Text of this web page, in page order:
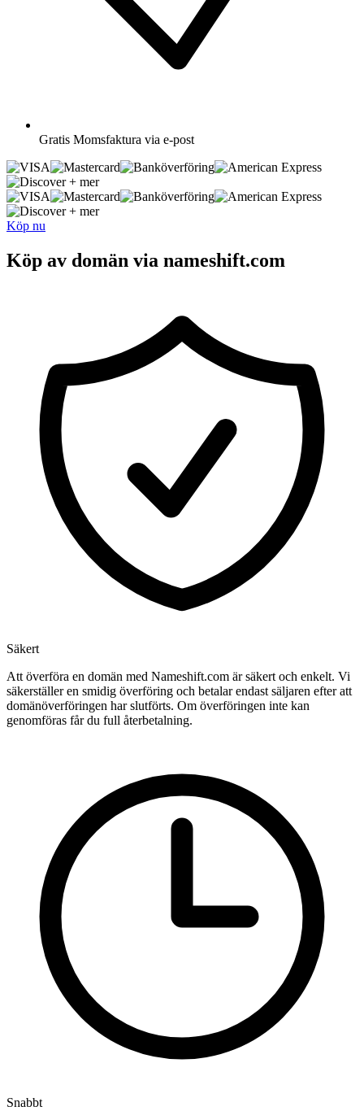
Gratis Momsfaktura via e-post
+ mer
+ mer
Köp nu
Köp av domän via nameshift.com
Säkert
Att överföra en domän med Nameshift.com är säkert och enkelt. Vi
säkerställer en smidig överföring och betalar endast säljaren efter att
domänöverföringen har slutförts. Om överföringen inte kan
genomföras får du full återbetalning.
Snabbt